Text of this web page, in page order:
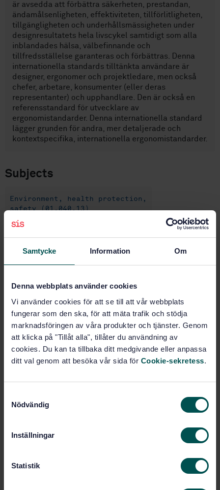
Samtycke Information Om
Denna webbplats använder cookies
Vi använder cookies för att se till att vår webbplats
fungerar som den ska, för att mäta trafik och stödja
marknadsföringen av våra produkter och tjänster. Genom
att klicka på "Tillåt alla", tillåter du användning av
cookies. Du kan ta tillbaka ditt medgivande eller anpassa
ditt val genom att besöka vår sida för Cookie-sekretess.
Nödvändig
Inställningar
Statistik
är avsedda att förbättra säkerheten, prestandan,
ändamålsenligheten, effektiviteten, tillförlitligheten,
tillgängligheten och underhållsmässigheten under
designresultatets hela livscykel samtidigt som alla
inblandades hälsa, välbefinnande och
tillfredsställelse garanteras och förbättras. Denna
internationella standards tilltänkta användare är
designer, ergonomer och projektledare, men också
chefer, arbetare, konsumenter (eller deras
representanter) och upphandlare. Den är också en
referensstandard för utvecklare av
ergonomistandarder. Denna internationella standard
lägger grunden för andra, mer detaljerade och
kontextspecifika, internationella ergonomistandarder.
Subjects
Environment, health protection,
safety (01.040.13)
Ergonomics (13.180)
STANDARD
SWEDISH STANDARD· SS-EN ISO 26800:2011
Ergonomics - General approach, principles and
concepts (ISO 26800:2011)
Subscribe on standards - Read more
Price:1 250 SEK
PDF
Add to cart
Show more
Product information